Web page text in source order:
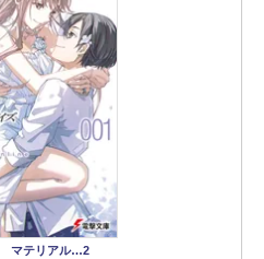
マテリアル…2